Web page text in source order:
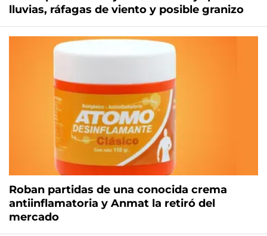
lluvias, ráfagas de viento y posible granizo
Roban partidas de una conocida crema
antiinflamatoria y Anmat la retiró del
mercado